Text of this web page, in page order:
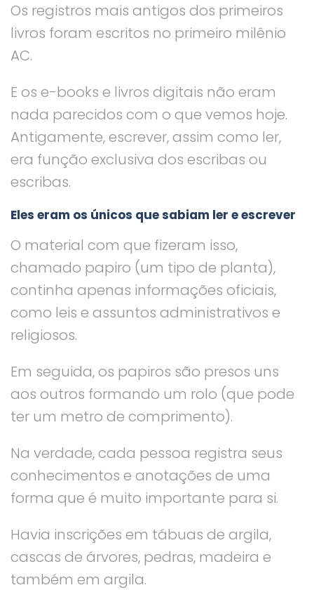
Os registros mais antigos dos primeiros
livros foram escritos no primeiro milênio
AC.
E os e-books e livros digitais não eram
nada parecidos com o que vemos hoje.
Antigamente, escrever, assim como ler,
era função exclusiva dos escribas ou
escribas.
Eles eram os únicos que sabiam ler e escrever
O material com que fizeram isso,
chamado papiro (um tipo de planta),
continha apenas informações oficiais,
como leis e assuntos administrativos e
religiosos.
Em seguida, os papiros são presos uns
aos outros formando um rolo (que pode
ter um metro de comprimento).
Na verdade, cada pessoa registra seus
conhecimentos e anotações de uma
forma que é muito importante para si.
Havia inscrições em tábuas de argila,
cascas de árvores, pedras, madeira e
também em argila.